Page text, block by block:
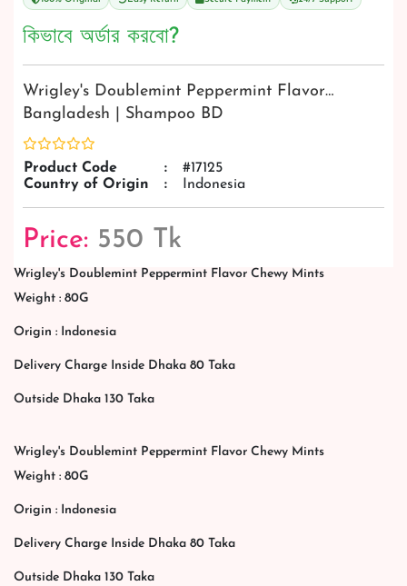
কিভাবে অর্ডার করবো?
Wrigley's Doublemint Peppermint Flavor…
Bangladesh | Shampoo BD
Product Code :
#17125
Country of Origin
: Indonesia
Price: 550 Tk
Wrigley's Doublemint Peppermint Flavor Chewy Mints
Weight : 80G
Origin : Indonesia
Delivery Charge Inside Dhaka 80 Taka
Outside Dhaka 130 Taka
Wrigley's Doublemint Peppermint Flavor Chewy Mints
Weight : 80G
Origin : Indonesia
Delivery Charge Inside Dhaka 80 Taka
Outside Dhaka 130 Taka